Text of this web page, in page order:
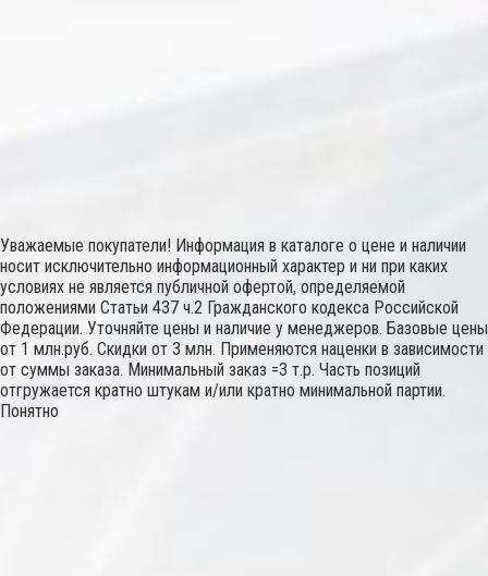
Уважаемые покупатели! Информация в каталоге о цене и наличии
носит исключительно информационный характер и ни при каких
условиях не является публичной офертой, определяемой
положениями Статьи 437 ч.2 Гражданского кодекса Российской
Федерации. Уточняйте цены и наличие у менеджеров. Базовые цены
от 1 млн.руб. Скидки от 3 млн. Применяются наценки в зависимости
от суммы заказа. Минимальный заказ =3 т.р. Часть позиций
отгружается кратно штукам и/или кратно минимальной партии.
Понятно